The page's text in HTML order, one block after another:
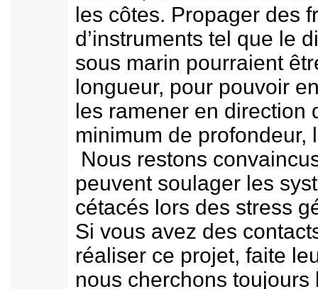
les côtes. Propager des
d’instruments tel que le
sous marin pourraient
longueur, pour pouvoir
les ramener en direction
minimum de
Nous restons
peuvent soulager les
cétacés lors des stress
Si vous avez des
réaliser ce projet, faite
nous cherchons